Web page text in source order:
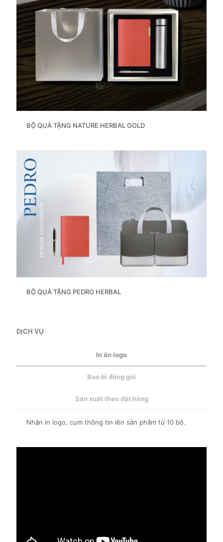
BỘ QUÀ TẶNG NATURE HERBAL GOLD
BỘ QUÀ TẶNG PEDRO HERBAL
DỊCH VỤ
In ấn logo
Bao bì đóng gói
Sản xuất theo đặt hàng
Nhận in logo, cụm thông tin lên sản phẩm từ 10 bộ.